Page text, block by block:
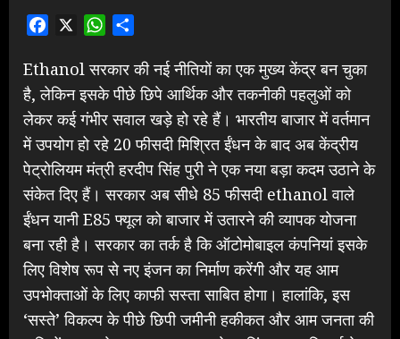
Facebook WhatsApp
Ethanol सरकार की नई नीतियों का एक मुख्य केंद्र बन चुका
है, लेकिन इसके पीछे छिपे आर्थिक और तकनीकी पहलुओं को
लेकर कई गंभीर सवाल खड़े हो रहे हैं। भारतीय बाजार में वर्तमान
में उपयोग हो रहे 20 फीसदी मिश्रित ईंधन के बाद अब केंद्रीय
पेट्रोलियम मंत्री हरदीप सिंह पुरी ने एक नया बड़ा कदम उठाने के
संकेत दिए हैं। सरकार अब सीधे 85 फीसदी ethanol वाले
ईंधन यानी E85 फ्यूल को बाजार में उतारने की व्यापक योजना
बना रही है। सरकार का तर्क है कि ऑटोमोबाइल कंपनियां इसके
लिए विशेष रूप से नए इंजन का निर्माण करेंगी और यह आम
उपभोक्ताओं के लिए काफी सस्ता साबित होगा। हालांकि, इस
‘सस्ते’ विकल्प के पीछे छिपी जमीनी हकीकत और आम जनता की